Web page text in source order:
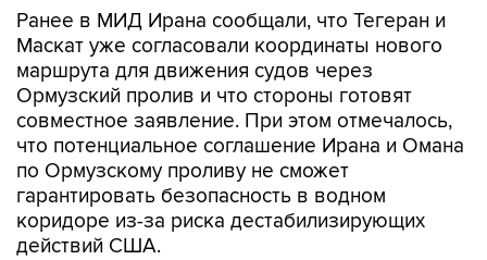
Ранее в МИД Ирана сообщали, что Тегеран и
Маскат уже согласовали координаты нового
маршрута для движения судов через
Ормузский пролив и что стороны готовят
совместное заявление. При этом отмечалось,
что потенциальное соглашение Ирана и Омана
по Ормузскому проливу не сможет
гарантировать безопасность в водном
коридоре из-за риска дестабилизирующих
действий США.